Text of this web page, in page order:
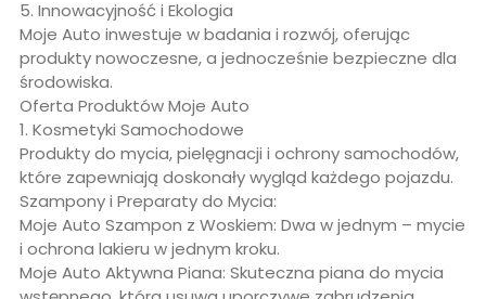
5. Innowacyjność i Ekologia
Moje Auto inwestuje w badania i rozwój, oferując
produkty nowoczesne, a jednocześnie bezpieczne dla
środowiska.
Oferta Produktów Moje Auto
1. Kosmetyki Samochodowe
Produkty do mycia, pielęgnacji i ochrony samochodów,
które zapewniają doskonały wygląd każdego pojazdu.
Szampony i Preparaty do Mycia:
Moje Auto Szampon z Woskiem: Dwa w jednym – mycie
i ochrona lakieru w jednym kroku.
Moje Auto Aktywna Piana: Skuteczna piana do mycia